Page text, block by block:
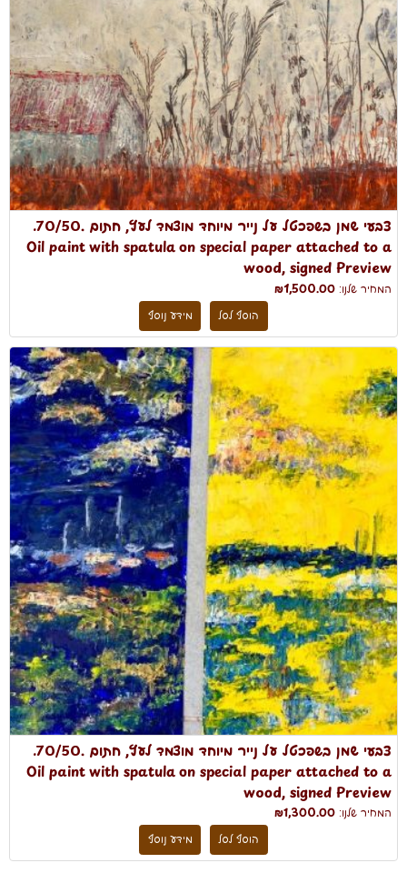
צבעי שמן בשפכטל על נייר מיוחד מוצמד לעץ, חתום .70/50.
Oil paint with spatula on special paper attached to a
wood, signed Preview
המחיר שלנו: ₪1,500.00
הוסף לסל
מידע נוסף
צבעי שמן בשפכטל על נייר מיוחד מוצמד לעץ, חתום .70/50.
Oil paint with spatula on special paper attached to a
wood, signed Preview
המחיר שלנו: ₪1,300.00
הוסף לסל
מידע נוסף